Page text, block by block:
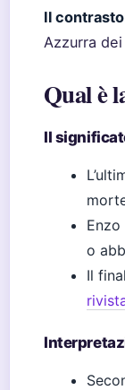
Il
Azzurra
Qual è
Il
o
Il